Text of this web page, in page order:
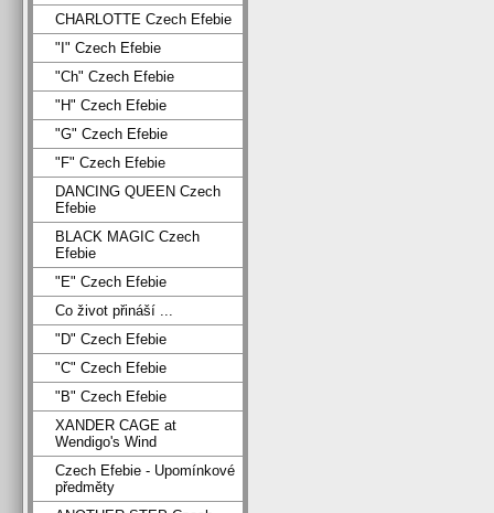
CHARLOTTE Czech Efebie
"I" Czech Efebie
"Ch" Czech Efebie
"H" Czech Efebie
"G" Czech Efebie
"F" Czech Efebie
DANCING QUEEN Czech
Efebie
BLACK MAGIC Czech
Efebie
"E" Czech Efebie
Co život přináší ...
"D" Czech Efebie
"C" Czech Efebie
"B" Czech Efebie
XANDER CAGE at
Wendigo's Wind
Czech Efebie - Upomínkové
předměty